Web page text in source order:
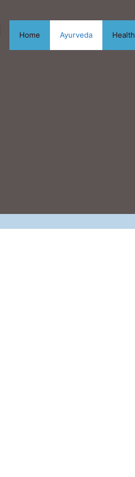
Home Ayurveda Health